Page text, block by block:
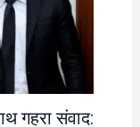
गहरा संवाद: